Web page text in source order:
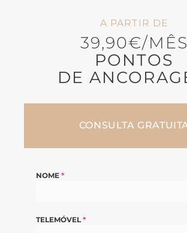
A PARTIR DE
39,90€/MÊS
PONTOS
DE
CONSULTA
NOME*
TELEMÓVEL*